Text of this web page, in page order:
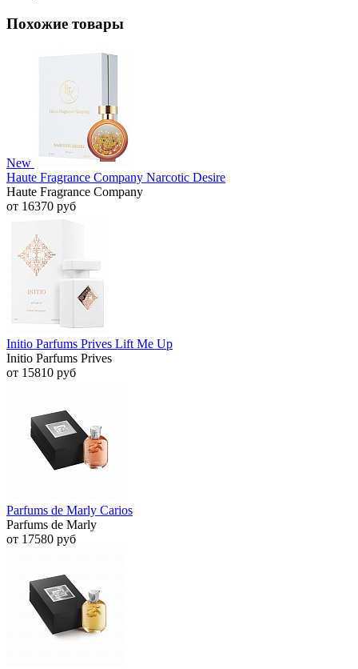
Похожие товары
New
Haute Fragrance Company Narcotic Desire
Haute Fragrance Company
от 16370 руб
Initio Parfums Prives Lift Me Up
Initio Parfums Prives
от 15810 руб
Parfums de Marly Carios
Parfums de Marly
от 17580 руб